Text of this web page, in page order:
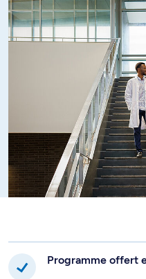
Reconnaître et
les capacités de
en vue du
Comprendre la place
dans
confrontées à des
complémentarité
professionnels.
Comprendre le
et des services sociaux
Identifier tous les
d’aide pour mieux
Programme offert